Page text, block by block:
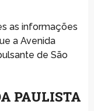
as informações
a Avenida
de São
PAULISTA